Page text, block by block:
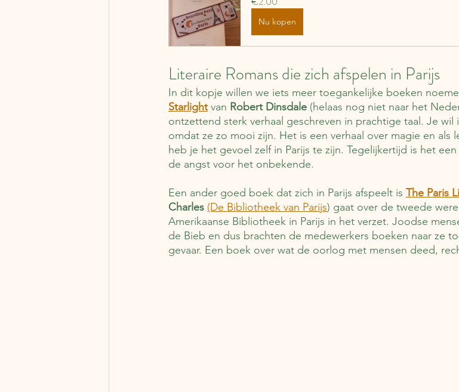
Nu kopen
Literaire Romans die zich afspelen in Parijs
In dit kopje willen we iets meer toegankelijke boeken
Starlight van Robert Dinsdale (helaas nog niet naar het
ontzettend sterk verhaal geschreven in prachtige taal. Je
omdat ze zo mooi zijn. Het is een verhaal over magie en als
heb je het gevoel zelf in Parijs te zijn. Tegelijkertijd is het
de angst voor het onbekende.
Een ander goed boek dat zich in Parijs afspeelt is The Paris
Charles (De Bibliotheek van Parijs) gaat over de tweede
Amerikaanse Bibliotheek in Parijs in het verzet. Joodse
de Bieb en dus brachten de medewerkers boeken naar ze
gevaar. Een boek over wat de oorlog met mensen deed,